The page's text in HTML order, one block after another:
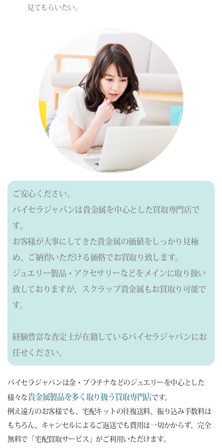
見てもらいたい。
ご安心ください。
バイセラジャパンは貴金属を中心とした買取専門店で
す。
お客様が大事にしてきた貴金属の価値をしっかり見極
め、ご納得いただける価格でお買取り致します。
ジュエリー製品・アクセサリーなどをメインに取り扱い
致しておりますが、
スクラップ貴金属もお買取り可能で
す。
経験豊富な査定士が在籍しているバイセラジャパンにお
任せください。
バイセラジャパンは金・プラチナなどのジュエリーを中心とした
様々な貴金属製品を多く取り扱う買取専門店です。
例え遠方のお客様でも、宅配キットの往復送料、振り込み手数料は
もちろん、キャンセルによるご返送でも費用は一切かからず、完全
無料で「宅配買取サービス」がご利用いただけます。